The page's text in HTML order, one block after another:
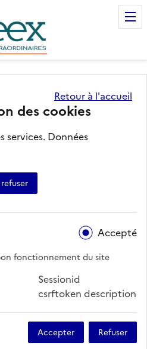
Retour à l'accueil
des cookies
services. Données
Accepté
fonctionnement du site
Sessionid
csrftoken description